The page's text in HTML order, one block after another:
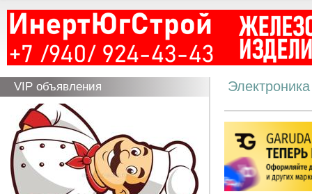
VIP объявления Электроника